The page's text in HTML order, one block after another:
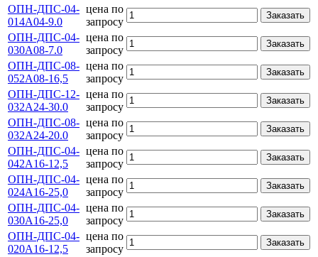
ОПН-ДПС-04-
014А04-9.0
цена по
запросу
Заказать
ОПН-ДПС-04-
030А08-7.0
цена по
запросу
Заказать
ОПН-ДПС-08-
052А08-16,5
цена по
запросу
Заказать
ОПН-ДПС-12-
032А24-30.0
цена по
запросу
Заказать
ОПН-ДПС-08-
032А24-20.0
цена по
запросу
Заказать
ОПН-ДПС-04-
042А16-12,5
цена по
запросу
Заказать
ОПН-ДПС-04-
024А16-25,0
цена по
запросу
Заказать
ОПН-ДПС-04-
030А16-25,0
цена по
запросу
Заказать
ОПН-ДПС-04-
020А16-12,5
цена по
запросу
Заказать